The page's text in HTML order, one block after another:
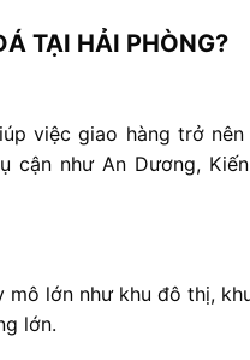
TẠI HẢI PHÒNG?
iúpviệcgiao hàng trở nên
cận nhưAn Dương,
mô lớn như khuđôthị,
lớn.